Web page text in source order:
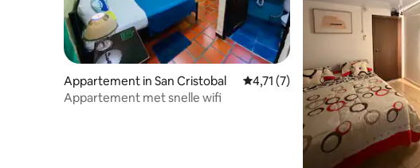
Appartement in San Cristobal Gemiddelde beoordeling van
4,71 (7)
Appartement met snelle wifi